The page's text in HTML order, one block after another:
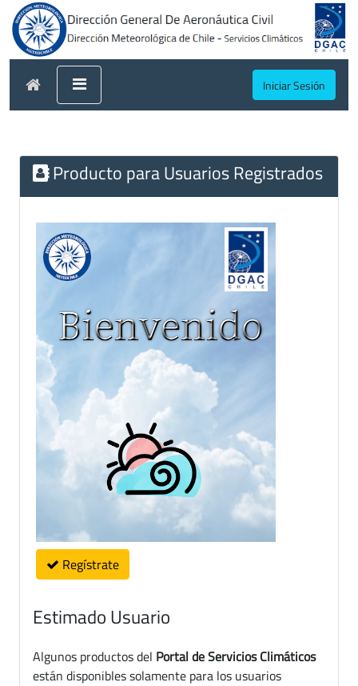
Iniciar Sesión
Producto para Usuarios Registrados
Regístrate
Estimado Usuario
Algunos productos del Portal de Servicios Climáticos
están disponibles solamente para los usuarios